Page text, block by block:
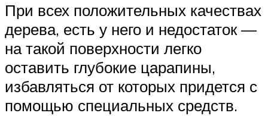
При всех положительных качествах
дерева, есть у него и недостаток —
на такой поверхности легко
оставить глубокие царапины,
избавляться от которых придется с
помощью специальных средств.